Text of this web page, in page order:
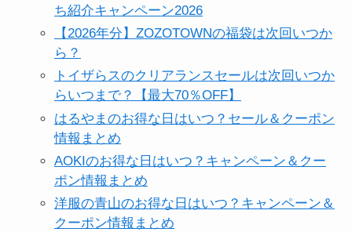
ち紹介キャンペーン2026
【2026年分】ZOZOTOWNの福袋は次回いつか
ら？
トイザらスのクリアランスセールは次回いつか
らいつまで？【最大70％OFF】
はるやまのお得な日はいつ？セール＆クーポン
情報まとめ
AOKIのお得な日はいつ？キャンペーン＆クー
ポン情報まとめ
洋服の青山のお得な日はいつ？キャンペーン＆
クーポン情報まとめ